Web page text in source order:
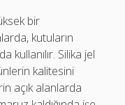
bir
kutuların
kullanılır. Silika jel
kalitesini
açık alanlarda